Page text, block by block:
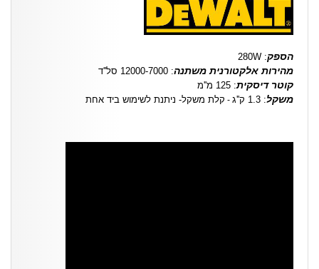
הספק: 280W
מהירות אלקטורנית משתנה: 12000-7000 סל''ד
קוטר דיסקית: 125 מ''מ
משקל: 1.3 ק''ג - קלת משקל- ניתנת לשימוש ביד אחת